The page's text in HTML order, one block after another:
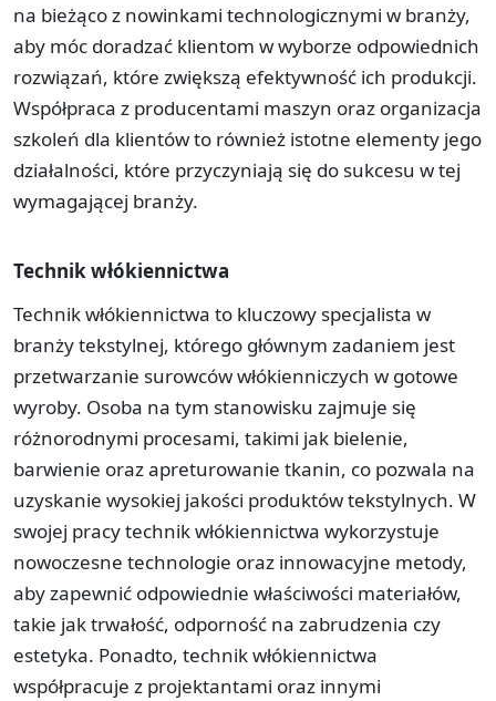
na bieżąco z nowinkami technologicznymi w branży,
aby móc doradzać klientom w wyborze odpowiednich
rozwiązań, które zwiększą efektywność ich produkcji.
Współpraca z producentami maszyn oraz organizacja
szkoleń dla klientów to również istotne elementy jego
działalności, które przyczyniają się do sukcesu w tej
wymagającej branży.
Technik włókiennictwa
Technik włókiennictwa to kluczowy specjalista w
branży tekstylnej, którego głównym zadaniem jest
przetwarzanie surowców włókienniczych w gotowe
wyroby. Osoba na tym stanowisku zajmuje się
różnorodnymi procesami, takimi jak bielenie,
barwienie oraz apreturowanie tkanin, co pozwala na
uzyskanie wysokiej jakości produktów tekstylnych. W
swojej pracy technik włókiennictwa wykorzystuje
nowoczesne technologie oraz innowacyjne metody,
aby zapewnić odpowiednie właściwości materiałów,
takie jak trwałość, odporność na zabrudzenia czy
estetyka. Ponadto, technik włókiennictwa
współpracuje z projektantami oraz innymi